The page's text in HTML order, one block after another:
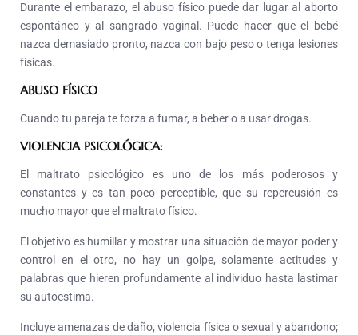
Durante el embarazo, el abuso físico puede dar lugar al aborto
espontáneo y al sangrado vaginal. Puede hacer que el bebé
nazca demasiado pronto, nazca con bajo peso o tenga lesiones
físicas.
ABUSO FÍSICO
Cuando tu pareja te forza a fumar, a beber o a usar drogas.
VIOLENCIA PSICOLÓGICA:
El maltrato psicológico es uno de los más poderosos y
constantes y es tan poco perceptible, que su repercusión es
mucho mayor que el maltrato físico.
El objetivo es humillar y mostrar una situación de mayor poder y
control en el otro, no hay un golpe, solamente actitudes y
palabras que hieren profundamente al individuo hasta lastimar
su autoestima.
Incluye amenazas de daño, violencia física o sexual y abandono;